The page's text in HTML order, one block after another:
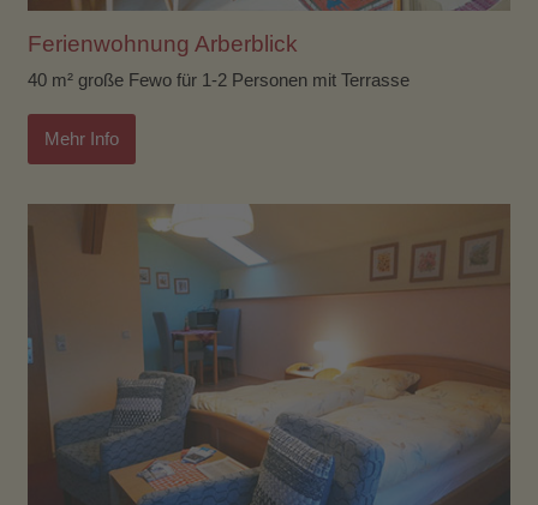
Ferienwohnung Arberblick
40 m² große Fewo für 1-2 Personen mit Terrasse
Mehr Info